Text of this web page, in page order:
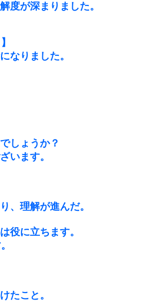
度が深まりました。
なりました。
しょうか？
います。
、理解が進んだ。
役に立ちます。
たこと。